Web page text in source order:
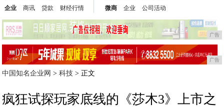
企业
商讯
贷款
财经行情
微商
企业
公司活动
广告
广告
中国知名企业网 >科技 > 正文
疯狂试探玩家底线的《莎木3》上市之